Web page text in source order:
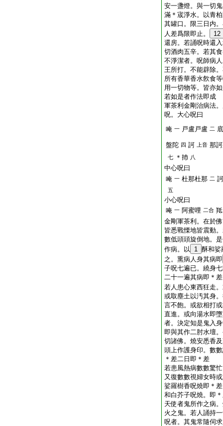
安一盞燈。與一切
滿＊宬淨水。以青
其罐口。限三日内
人差爲限即止。
12
還房。若誦呪時還
切酒肉五辛。若其
不淨潔者。呪師病
王所打。不能辟除
所有香華香水飮食
用一切物等。皆亦
若如是者作法即成
軍茶利金剛治病法
呪。大心呪曰
唵 一 戸盧戸盧 二
盤陀 四 訶 上音 那
七 ＊㧊 八
中心呪曰
唵 一 杜那杜那 二 訶
五
小心呪曰
唵 一 阿蜜哩 二合 羝
金剛軍茶利。在於
皆悉戰慄地皆震動
數低頭頭旋倒地。
作病。以
1 酥和娑
之。熏病人身其病即
子呪七遍已。繞身
二十一遍其病即＊
若人患心東西狂走
或取塵土以汚其身
言不飽。或欲相打
直進。或向湯水即
者。決定知是鬼入
即與其作二肘水壇
切諸佛。燒安悉香
頭上作護身印。數
＊差二日即＊差
若患風熱病數數驚
又復數數視婦女時
娑羅樹香呪燒即＊
和白芥子呪燒。即
天使者鬼所作之病
火之鬼。若人誦持
呪者。其鬼常隨伺